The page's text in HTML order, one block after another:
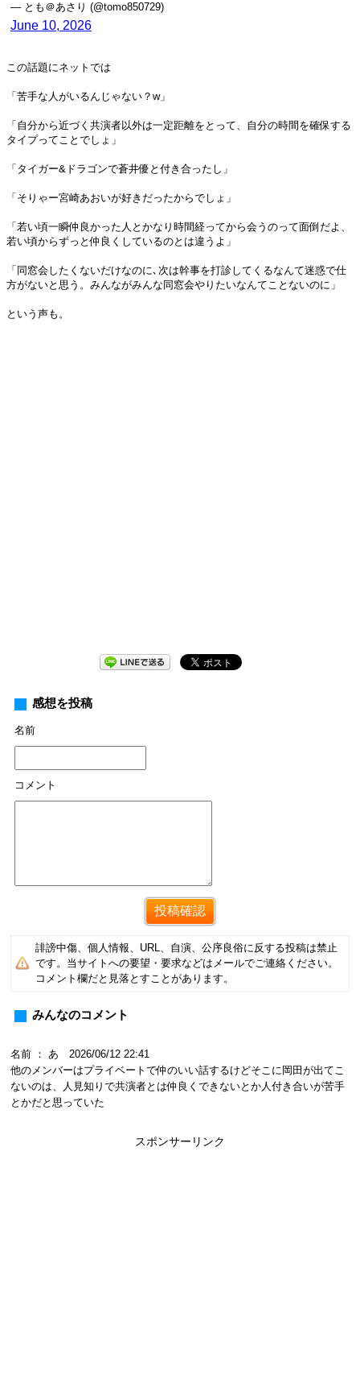
— とも＠あさり (@tomo850729)
June 10, 2026
この話題にネットでは
「苦手な人がいるんじゃない？w」
「自分から近づく共演者以外は一定距離をとって、自分の時間を確保する
タイプってことでしょ」
「タイガー&ドラゴンで蒼井優と付き合ったし」
「そりゃー宮崎あおいが好きだったからでしょ」
「若い頃一瞬仲良かった人とかなり時間経ってから会うのって面倒だよ、
若い頃からずっと仲良くしているのとは違うよ」
「同窓会したくないだけなのに､次は幹事を打診してくるなんて迷惑で仕
方がないと思う。みんながみんな同窓会やりたいなんてことないのに」
という声も。
感想を投稿
名前
コメント
誹謗中傷、個人情報、URL、自演、公序良俗に反する投稿は禁止
です。当サイトへの要望・要求などはメールでご連絡ください。
コメント欄だと見落とすことがあります。
みんなのコメント
名前 ： あ 2026/06/12 22:41
他のメンバーはプライベートで仲のいい話するけどそこに岡田が出てこ
ないのは、人見知りで共演者とは仲良くできないとか人付き合いが苦手
とかだと思っていた
スポンサーリンク